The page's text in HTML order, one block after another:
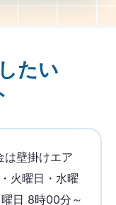
たい
は壁掛けエア
火曜日・水曜
日 8時00分～